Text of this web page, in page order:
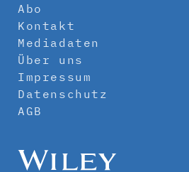
Abo
Kontakt
Mediadaten
Über uns
Impressum
Datenschutz
AGB